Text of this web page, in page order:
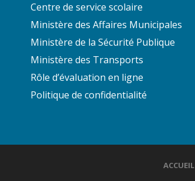
Centre de service scolaire
Ministère des Affaires Municipales
Ministère de la Sécurité Publique
Ministère des Transports
Rôle d’évaluation en ligne
Politique de confidentialité
ACCUEIL